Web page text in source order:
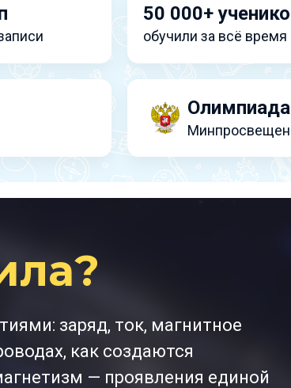
50 000+
обучили за всё время
заряд, ток, магнитное
как создаются
— проявления единой